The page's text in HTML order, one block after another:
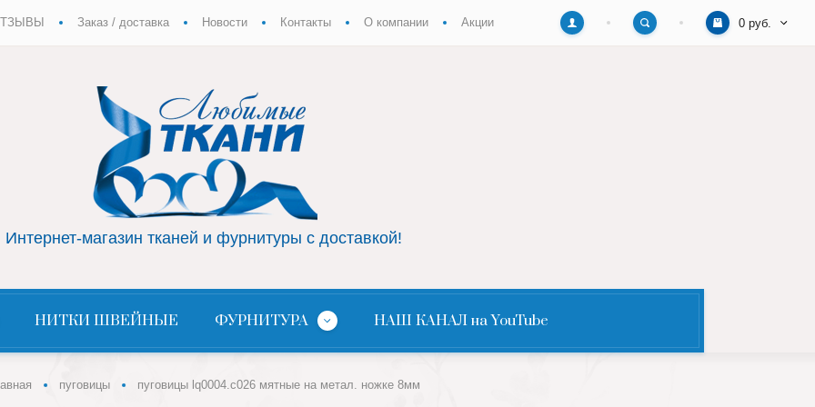
Заказ / доставка Новости Контакты О компании Акции 0 руб.
Интернет-магазин тканей и фурнитуры с доставкой!
НИТКИ ШВЕЙНЫЕ ФУРНИТУРА НАШ КАНАЛ на YouTube
пуговицы пуговицы lq0004.с026 мятные на метал. ножке 8мм